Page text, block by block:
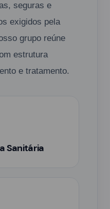
seguras e
exigidos pela
grupo reúne
estrutura
e tratamento.
Sanitária